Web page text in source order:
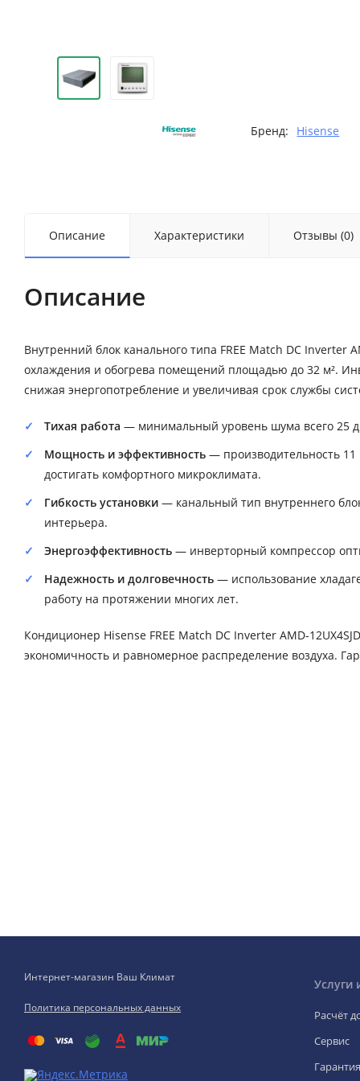
Бренд: Hisense
Описание Характеристики Отзывы (0)
Описание
Внутренний блок канального типа FREE Match DC Inverter
охлаждения и обогрева помещений площадью до 32 м².
снижая энергопотребление и увеличивая срок службы
Тихая работа — минимальный уровень шума всего 25
Мощность и эффективность — производительность
достигать комфортного микроклимата.
Гибкость установки — канальный тип внутреннего
интерьера.
Энергоэффективность — инверторный компрессор
Надежность и долговечность — использование
работу на протяжении многих лет.
Кондиционер Hisense FREE Match DC Inverter AMD-
экономичность и равномерное распределение воздуха.
Интернет-магазин Ваш Климат
Политика персональных данных
Услуги
Расчёт
Сервис
Гарантия